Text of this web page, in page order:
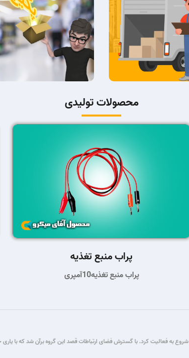
محصولات تولیدی
پراب منبع تغذیه
پراب منبع تغذیه10آمپری
گروه فنی مستر میکرو طی سال ها فعالیت در زمینه برنامه نویسی و برق و الکترونیک، از سال 1385 شروع به فعالیت کرد. با